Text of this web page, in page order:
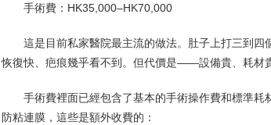
手術費：HK35,000–HK70,000
這是目前私家醫院最主流的做法。肚子上打三到四
恢復快、疤痕幾乎看不到。但代價是——設備貴、耗材
手術費裡面已經包含了基本的手術操作費和標準
防粘連膜，這些是額外收費的：